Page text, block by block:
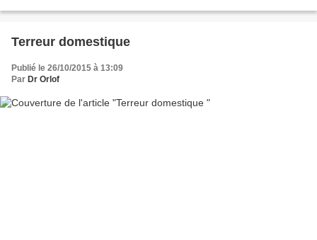
Terreur domestique
Publié le 26/10/2015 à 13:09
Par Dr Orlof